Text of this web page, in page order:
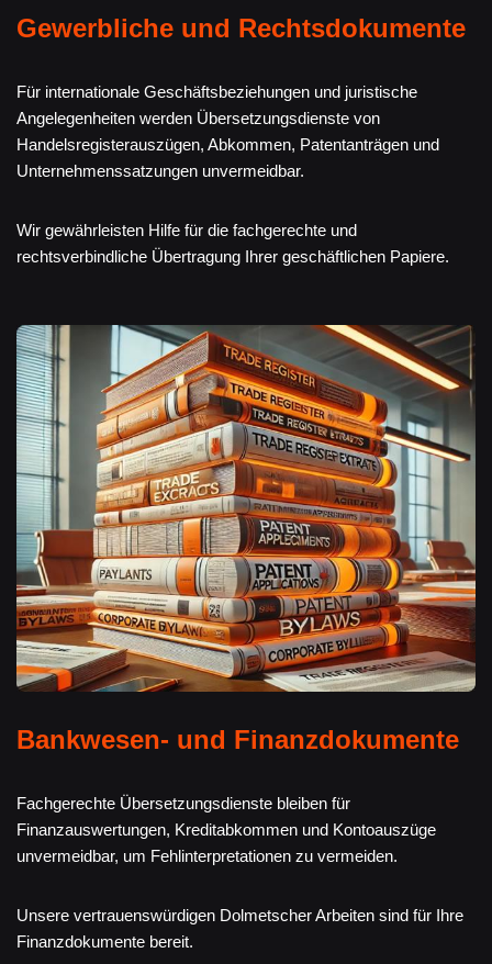
Gewerbliche und Rechtsdokumente
Für internationale Geschäftsbeziehungen und juristische
Angelegenheiten werden Übersetzungsdienste von
Handelsregisterauszügen, Abkommen, Patentanträgen und
Unternehmenssatzungen unvermeidbar.
Wir gewährleisten Hilfe für die fachgerechte und
rechtsverbindliche Übertragung Ihrer geschäftlichen Papiere.
Bankwesen- und Finanzdokumente
Fachgerechte Übersetzungsdienste bleiben für
Finanzauswertungen, Kreditabkommen und Kontoauszüge
unvermeidbar, um Fehlinterpretationen zu vermeiden.
Unsere vertrauenswürdigen Dolmetscher Arbeiten sind für Ihre
Finanzdokumente bereit.